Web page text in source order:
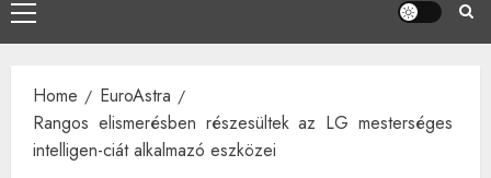
Primary
Menu
Home
EuroAstra
Rangos elismerésben részesültek az LG mesterséges
intelligen-ciát alkalmazó eszközei